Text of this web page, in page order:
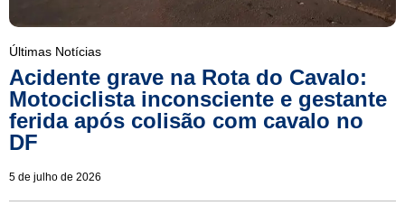
Últimas Notícias
Acidente grave na Rota do Cavalo:
Motociclista inconsciente e gestante
ferida após colisão com cavalo no
DF
5 de julho de 2026